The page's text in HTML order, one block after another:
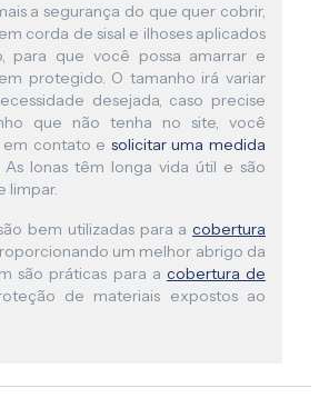
a segurança do que quer cobrir,
corda de sisal e ilhoses aplicados
para que você possa amarrar e
protegido. O tamanho irá variar
desejada, caso precise
que não tenha no site, você
contato e solicitar uma medida
As lonas têm longa vida útil e são
limpar.
bem utilizadas para a cobertura
um melhor abrigo da
são práticas para a cobertura de
de materiais expostos ao